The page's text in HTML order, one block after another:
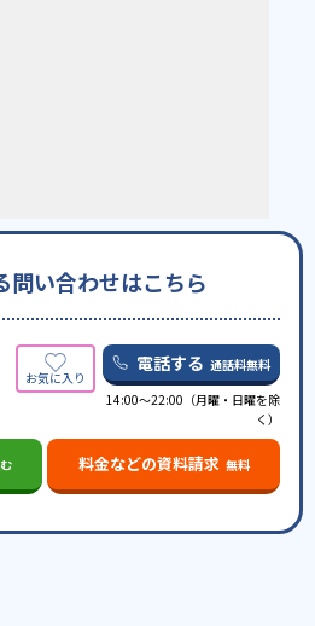
問い合わせはこちら
電話する 通話料無料
14:00〜22:00（月曜・日曜を除
く）
料金などの資料請求 無料